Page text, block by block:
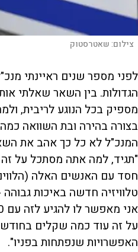
צילום:שאטרסטוק
לפני מספר שנים ראיינתי
הגדולות. בין השאר שאלתי
מספיק בכל הנוגע לריבית,
בצורה בהירה ובת השוואה
המנכ"ל לא כל כך אהב את
"תגיד, למה אתה מסתכל על
חסד עם האנשים האלה
טלוויזיה חדשה באיכות
על זה עוד כמה שקלים
האפשרויות שנפתחות בפניו".